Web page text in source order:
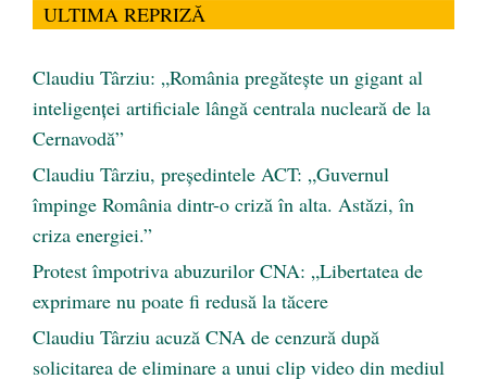
ULTIMA REPRIZĂ
Claudiu Târziu: „România pregătește un gigant al
inteligenței artificiale lângă centrala nucleară de la
Cernavodă”
Claudiu Târziu, președintele ACT: „Guvernul
împinge România dintr-o criză în alta. Astăzi, în
criza energiei.”
Protest împotriva abuzurilor CNA: „Libertatea de
exprimare nu poate fi redusă la tăcere
Claudiu Târziu acuză CNA de cenzură după
solicitarea de eliminare a unui clip video din mediul